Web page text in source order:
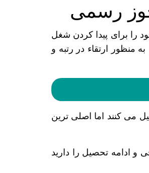
رسمی
را برای پیدا کردن شغل
منظور ارتقاء در رتبه و
می کنند اما اصلی ترین
و ادامه تحصیل را دارید